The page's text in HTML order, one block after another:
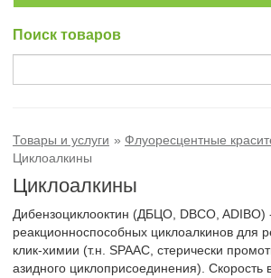
Поиск товаров
Товары и услуги
Флуоресцентные
Циклоалкины
Циклоалкины
Дибензоциклооктин (ДБЦО, DBCO,
реакционноспособных циклоалкинов для
клик-химии (т.н. SPAAC, стерически
азидного циклоприсоединения). Скорость